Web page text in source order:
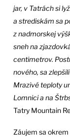
jar, v Tatrách si
a strediskám sa
z nadmorskej
sneh na
centimetrov.
nového, sa
Mrazivé teploty
Lomnici a na
Tatry Mountain
Záujem sa